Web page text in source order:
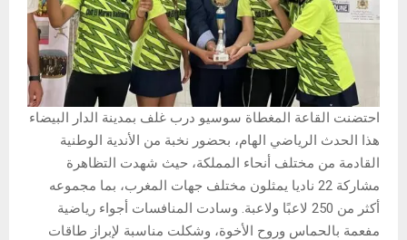
احتضنت القاعة المغطاة سوسيو درب غلف بمدينة الدار البيضاء
هذا الحدث الرياضي الهام، بحضور نخبة من الأندية الوطنية
القادمة من مختلف أنحاء المملكة، حيث شهدت التظاهرة
مشاركة 22 ناديا يمثلون مختلف جهات المغرب، بما مجموعه
أكثر من 250 لاعبًا ولاعبة. وسادت المنافسات أجواء رياضية
مفعمة بالحماس وروح الأخوة، وشكلت مناسبة لإبراز طاقات